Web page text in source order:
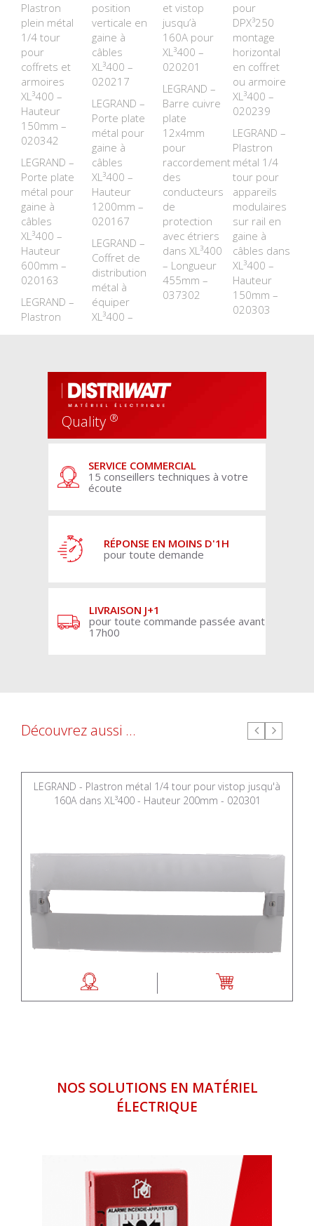
Plastron
plein métal
1/4 tour
pour
coffrets et
armoires
XL³400 –
Hauteur
150mm –
020342
LEGRAND –
Porte plate
métal pour
gaine à
câbles
XL³400 –
Hauteur
600mm –
020163
LEGRAND –
Plastron
position
verticale en
gaine à
câbles
XL³400 –
020217
LEGRAND –
Porte plate
métal pour
gaine à
câbles
XL³400 –
Hauteur
1200mm –
020167
LEGRAND –
Coffret de
distribution
métal à
équiper
XL³400 –
et vistop
jusqu’à
160A pour
XL³400 –
020201
LEGRAND –
Barre cuivre
plate
12x4mm
pour
raccordement
des
conducteurs
de
protection
avec étriers
dans XL³400
– Longueur
455mm –
037302
pour
DPX³250
montage
horizontal
en coffret
ou armoire
XL³400 –
020239
LEGRAND –
Plastron
métal 1/4
tour pour
appareils
modulaires
sur rail en
gaine à
câbles dans
XL³400 –
Hauteur
150mm –
020303
Quality ®
SERVICE COMMERCIAL
15 conseillers techniques à votre
écoute
RÉPONSE EN MOINS D'1H
pour toute demande
LIVRAISON J+1
pour toute commande passée avant
17h00
Découvrez aussi ...
LEGRAND - Plastron métal 1/4 tour pour vistop jusqu'à
160A dans XL³400 - Hauteur 200mm - 020301
NOS SOLUTIONS EN MATÉRIEL
ÉLECTRIQUE